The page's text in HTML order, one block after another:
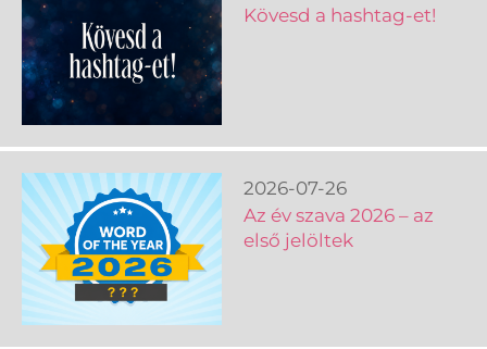
Kövesd a hashtag-et!
2026-07-26
Az év szava 2026 – az
első jelöltek